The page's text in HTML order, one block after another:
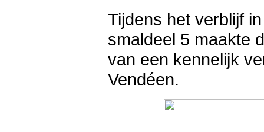
Tijdens het verblijf
smaldeel 5 maakte
van een kennelijk
Vendéen.